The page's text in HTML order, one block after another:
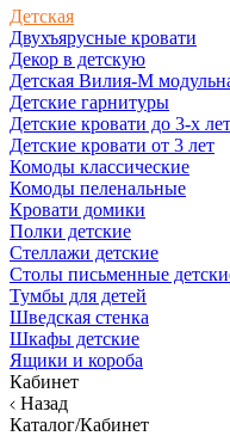
Детская
Двухъярусные кровати
Декор в детскую
Детская Вилия-М
Детские гарнитуры
Детские кровати до 3-х лет
Детские кровати от 3 лет
Комоды классические
Комоды пеленальные
Кровати домики
Полки детские
Стеллажи детские
Столы письменные
Тумбы для детей
Шведская стенка
Шкафы детские
Ящики и короба
Кабинет
Назад
Каталог/Кабинет